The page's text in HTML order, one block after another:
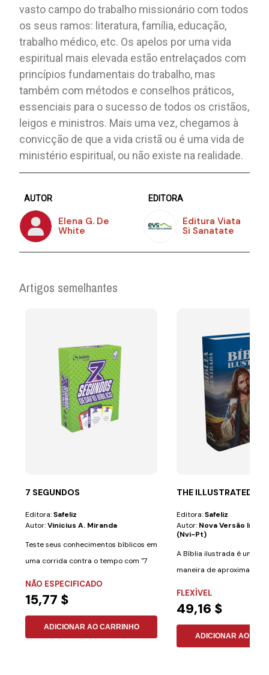
vasto campo do trabalho missionário com todos
os seus ramos: literatura, família, educação,
trabalho médico, etc. Os apelos por uma vida
espiritual mais elevada estão entrelaçados com
princípios fundamentais do trabalho, mas
também com métodos e conselhos práticos,
essenciais para o sucesso de todos os cristãos,
leigos e ministros. Mais uma vez, chegamos à
convicção de que a vida cristã ou é uma vida de
ministério espiritual, ou não existe na realidade.
AUTOR
Elena G. De
White
EDITORA
Editura Viata
Si Sanatate
Artigos semelhantes
7 SEGUNDOS
Editora:Safeliz
Autor:Vinicius A. Miranda
Teste seus conhecimentos bíblicos em
uma corrida contra o tempo com "7
NÃO ESPECIFICADO
15,77 $
ADICIONAR AO CARRINHO
THE ILLUSTRATED
Editora:Safeliz
Autor: Nova Versão
(nvi-Pt)
A Bíblia ilustrada é uma
maneira de aproximar
adultos de um...
FLEXÍVEL
49,16 $
ADICIONAR AO